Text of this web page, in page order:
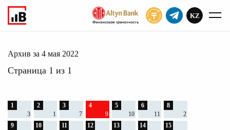
KZ
Главное 2022 мая 2022
Архив за 4 мая 2022
Страница 1 из 1
1
3
2
1
3
7
4
9
5
10
6
11
8
2
9
10
11
12
13
14
15